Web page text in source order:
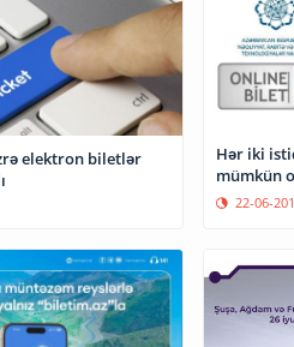
elektron biletlər
Hər iki
mümkün
22-06-